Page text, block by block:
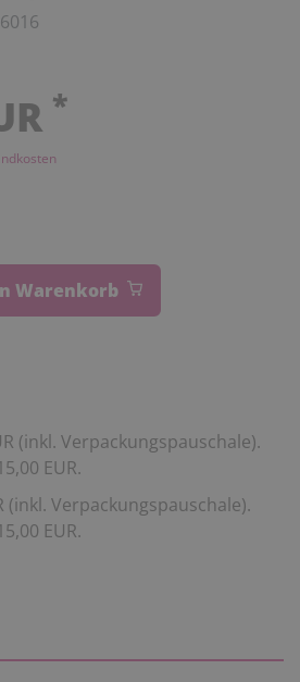
*
Warenkorb
(inkl. Verpackungspauschale).
EUR.
(inkl. Verpackungspauschale).
EUR.